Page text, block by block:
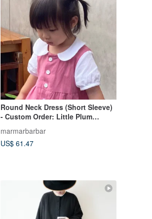
Round Neck Dress (Short Sleeve)
- Custom Order: Little Plum
Blossom
marmarbarbar
US$ 61.47